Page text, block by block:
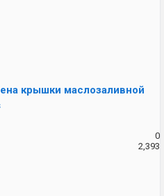
крышки маслозаливной
0
2,393